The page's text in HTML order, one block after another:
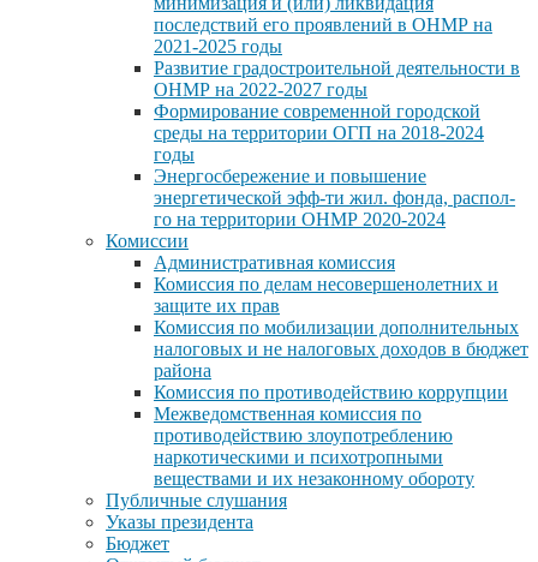
последствий его проявлений в ОНМР на
2021-2025 годы
Развитие градостроительной деятельности в
ОНМР на 2022-2027 годы
Формирование современной городской
среды на территории ОГП на 2018-2024
годы
Энергосбережение и повышение
энергетической эфф-ти жил. фонда, распол-
го на территории ОНМР 2020-2024
Комиссии
Административная комиссия
Комиссия по делам несовершенолетних и
защите их прав
Комиссия по мобилизации дополнительных
налоговых и не налоговых доходов в бюджет
района
Комиссия по противодействию коррупции
Межведомственная комиссия по
противодействию злоупотреблению
наркотическими и психотропными
веществами и их незаконному обороту
Публичные слушания
Указы президента
Бюджет